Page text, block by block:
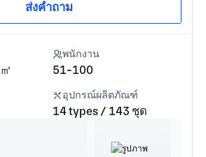
ส่งคำถาม
พนักงาน
51-100
อุปกรณ์ผลิตภัณฑ์
14 types / 143 ชุด